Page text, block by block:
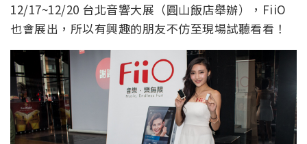
12/17~12/20 台北音響大展（圓山飯店舉辦），FiiO
也會展出，所以有興趣的朋友不仿至現場試聽看看！